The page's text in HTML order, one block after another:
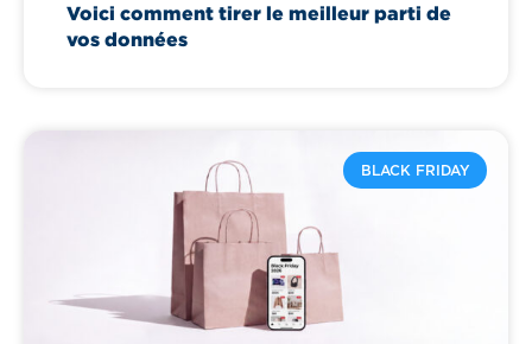
Voici comment tirer le meilleur parti de
vos données
BLACK FRIDAY